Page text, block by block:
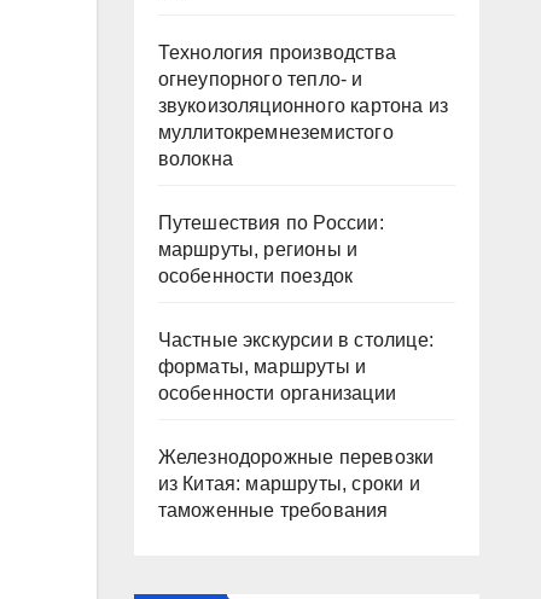
Технология производства
огнеупорного тепло- и
звукоизоляционного картона из
муллитокремнеземистого
волокна
Путешествия по России:
маршруты, регионы и
особенности поездок
Частные экскурсии в столице:
форматы, маршруты и
особенности организации
Железнодорожные перевозки
из Китая: маршруты, сроки и
таможенные требования